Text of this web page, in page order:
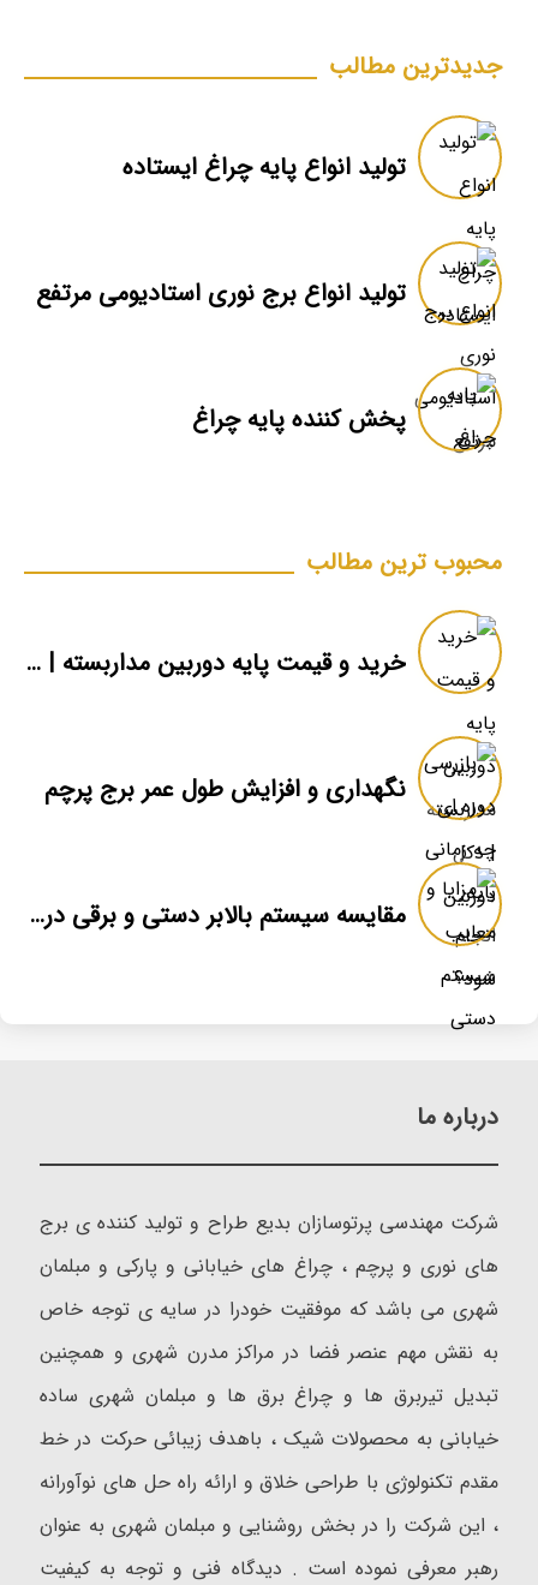
جدیدترین مطالب
تولید انواع پایه چراغ ایستاده
تولید انواع برج نوری استادیومی مرتفع
پخش کننده پایه چراغ
محبوب ترین مطالب
خرید و قیمت پایه دوربین مداربسته | دکل دوربین
نگهداری و افزایش طول عمر برج پرچم
مقایسه سیستم بالابر دستی و برقی در برج پرچم
درباره ما
شرکت مهندسی پرتوسازان بدیع طراح و تولید کننده ی برج
های نوری و پرچم ، چراغ های خیابانی و پارکی و مبلمان
شهری می باشد که موفقیت خودرا در سایه ی توجه خاص
به نقش مهم عنصر فضا در مراکز مدرن شهری و همچنین
تبدیل تیربرق ها و چراغ برق ها و مبلمان شهری ساده
خیابانی به محصولات شیک ، باهدف زیبائی حرکت در خط
مقدم تکنولوژی با طراحی خلاق و ارائه راه حل های نوآورانه
، این شرکت را در بخش روشنایی و مبلمان شهری به عنوان
رهبر معرفی نموده است . دیدگاه فنی و توجه به کیفیت